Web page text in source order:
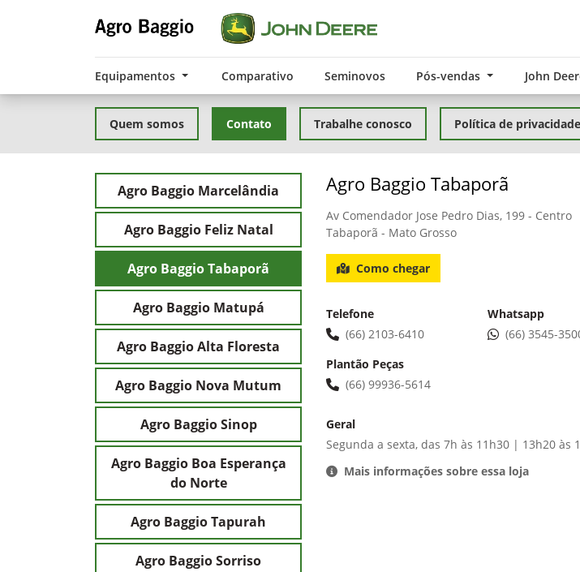
Equipamentos Comparativo Seminovos Pós-vendas John
Quem somos Contato Trabalhe conosco Política de privacidade
Agro Baggio Marcelândia
Agro Baggio Feliz Natal
Agro Baggio Tabaporã
Agro Baggio Matupá
Agro Baggio Alta Floresta
Agro Baggio Nova Mutum
Agro Baggio Sinop
Agro Baggio Boa Esperança
do Norte
Agro Baggio Tapurah
Agro Baggio Sorriso
Agro Baggio Tabaporã
Av Comendador Jose Pedro Dias, 199 - Centro
Tabaporã - Mato Grosso
Como chegar
Telefone
(66) 2103-6410
Whatsapp
(66) 3545-
Plantão Peças
(66) 99936-5614
Geral
Segunda a sexta, das 7h às 11h30 | 13h20 às
Mais informações sobre essa loja